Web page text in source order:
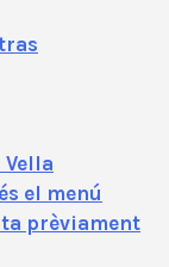
el menú
prèviament